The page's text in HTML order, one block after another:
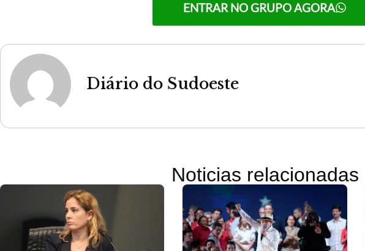
ENTRAR NO GRUPO AGORA
Diário do Sudoeste
Noticias relacionadas